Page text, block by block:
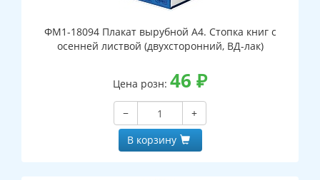
ФМ1-18094 Плакат вырубной А4. Стопка книг с
осенней листвой (двухсторонний, ВД-лак)
Цена розн: 46 ₽
−
+
В корзину